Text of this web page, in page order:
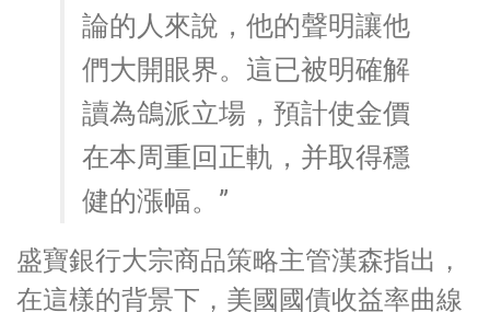
論的人來說，他的聲明讓他
們大開眼界。這已被明確解
讀為鴿派立場，預計使金價
在本周重回正軌，并取得穩
健的漲幅。”
盛寶銀行大宗商品策略主管漢森指出，
在這樣的背景下，美國國債收益率曲線